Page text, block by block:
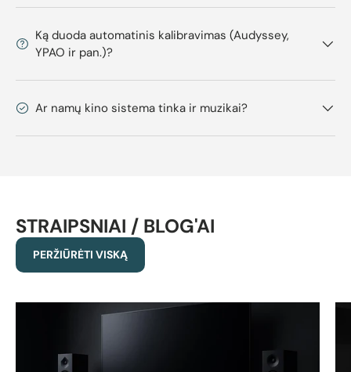
Ką duoda automatinis kalibravimas (Audyssey,
YPAO ir pan.)?
Ar namų kino sistema tinka ir muzikai?
STRAIPSNIAI / BLOG'AI
PERŽIŪRĖTI VISKĄ